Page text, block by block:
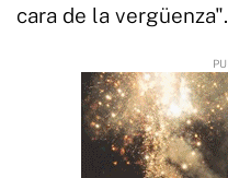
cara de la vergüenza".